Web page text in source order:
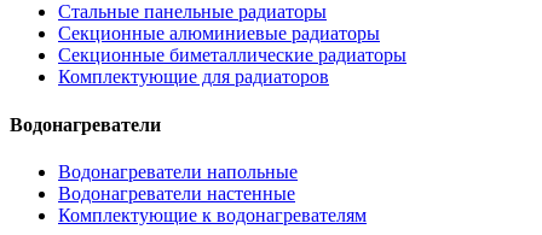
Стальные панельные радиаторы
Секционные алюминиевые радиаторы
Секционные биметаллические радиаторы
Комплектующие для радиаторов
Водонагреватели
Водонагреватели напольные
Водонагреватели настенные
Комплектующие к водонагревателям